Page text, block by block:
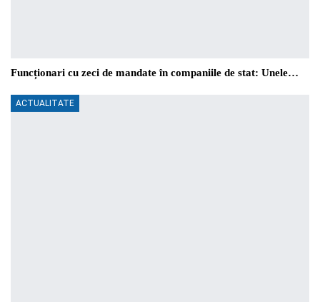
Funcționari cu zeci de mandate în companiile de stat: Unele…
ACTUALITATE